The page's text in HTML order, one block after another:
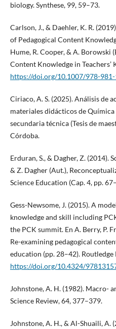
biology. Synthese, 99, 59–73.
Carlson, J., & Daehler, K. R.
of Pedagogical Content
Hume, R. Cooper, & A. Borowski
Content Knowledge in Teachers’
https://doi.org/10.1007/978-
Ciriaco, A. S. (2025). Análisis de
materiales didácticos de
secundaria técnica (Tesis de
Córdoba.
Erduran, S., & Dagher, Z. (2014).
& Z. Dagher (Aut.),
Science Education (Cap. 4, pp.
Gess-Newsome, J. (2015). A
knowledge and skill including
the PCK summit. En A. Berry, P.
Re-examining pedagogical
education (pp. 28–42). Routledge
https://doi.org/10.4324/
Johnstone, A. H. (1982). Macro-
Science Review, 64, 377–379.
Johnstone, A. H., & Al-Shuaili, A.